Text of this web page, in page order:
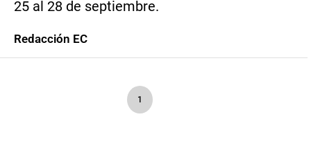
25 al 28 de septiembre.
Redacción EC
1